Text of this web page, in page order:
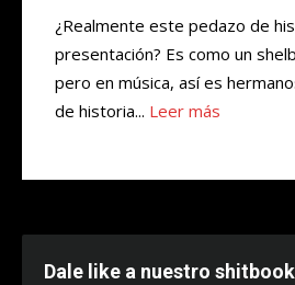
¿Realmente este pedazo de
presentación? Es como un
pero en música, así es
de historia... Leer más
Dale like a nuestro shitbook